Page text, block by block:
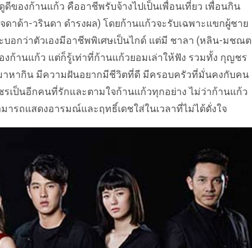
ของก้านแก้ว คืออาชีพรับจ้างไปเป็นเพื่อนเที่ยว เพื่อนกิน
าด้า-วรินดา ดำรงผล) โดยก้านแก้วจะรับเฉพาะแขกผู้ชาย
อกว่าตัวเองมีอาชีพพิเศษเป็นไกด์ แต่มี ชาลา (หลิน-มชณต
านแก้ว แต่ก็รู้เท่าที่ก้านแก้วยอมเล่าให้ฟัง รวมทั้ง กุญชร
าหากิน มีความฝันอยากมีชีวิตที่ดี มีครอบครัวที่มั่นคงกับคน
เป็นอีกคนที่รักและตามใจก้านแก้วทุกอย่าง ไม่ว่าก้านแก้ว
รถแสดงอารมณ์และฤทธิ์เดชใส่ในเวลาที่ไม่ได้ดั่งใจ